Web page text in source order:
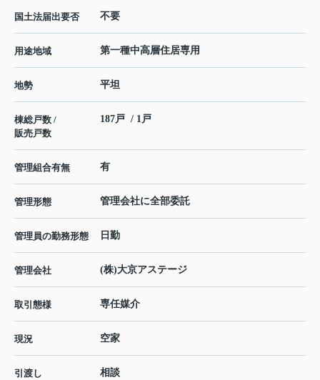
国土法届出要否 不要
用途地域 第一種中高層住居専用
地勢 平坦
棟総戸数 /
販売戸数
187戸 / 1戸
管理組合有無 有
管理形態 管理会社に全部委託
管理員の勤務形態 日勤
管理会社 (株)大京アステージ
取引態様 専任媒介
現況 空家
引渡し 相談